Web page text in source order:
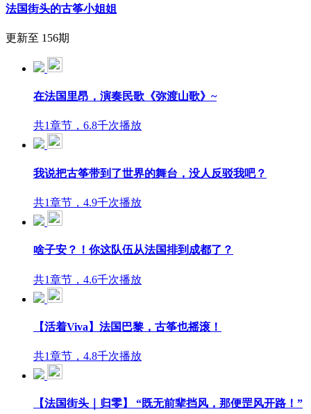
法国街头的古筝小姐姐
更新至 156期
在法国里昂，演奏民歌《弥渡山歌》~
共1章节，6.8千次播放
我说把古筝带到了世界的舞台，没人反驳我吧？
共1章节，4.9千次播放
啥子安？！你这队伍从法国排到成都了？
共1章节，4.6千次播放
【活着Viva】法国巴黎，古筝也摇滚！
共1章节，4.8千次播放
【法国街头｜归零】 “既无前辈挡风，那便罡风开路！”